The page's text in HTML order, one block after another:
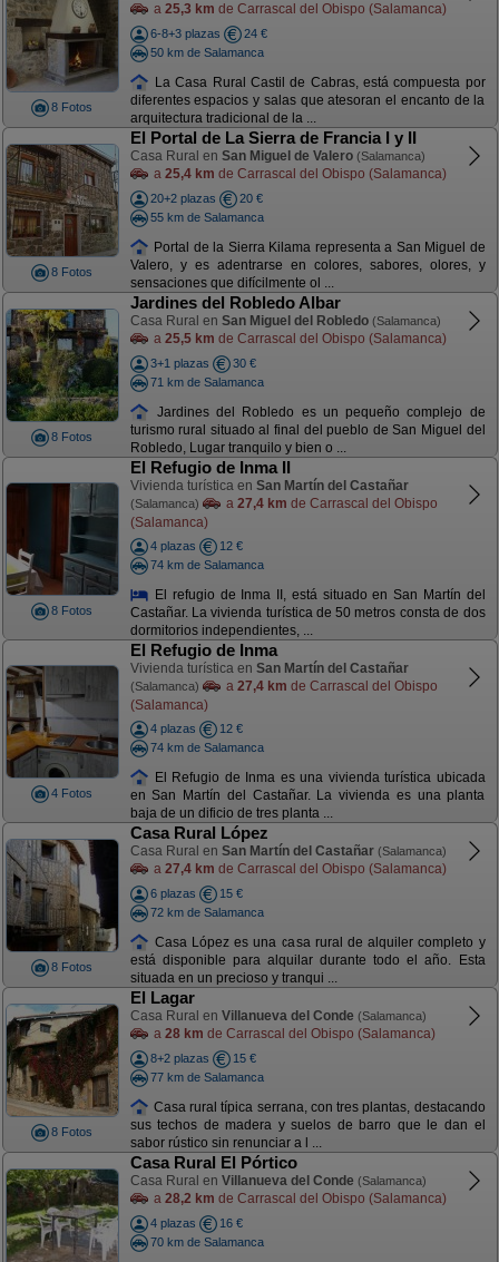
8 Fotos
a 25,3 km de Carrascal del Obispo (Salamanca)
6-8+3 plazas
24 €
50 km de Salamanca
La Casa Rural Castil de Cabras, está compuesta por
diferentes espacios y salas que atesoran el encanto de la
arquitectura tradicional de la ...
8 Fotos
El Portal de La Sierra de Francia I y II
Casa Rural en San Miguel de Valero (Salamanca)
a 25,4 km de Carrascal del Obispo (Salamanca)
20+2 plazas
20 €
55 km de Salamanca
Portal de la Sierra Kilama representa a San Miguel de
Valero, y es adentrarse en colores, sabores, olores, y
sensaciones que difícilmente ol ...
8 Fotos
Jardines del Robledo Albar
Casa Rural en San Miguel del Robledo (Salamanca)
a 25,5 km de Carrascal del Obispo (Salamanca)
3+1 plazas
30 €
71 km de Salamanca
Jardines del Robledo es un pequeño complejo de
turismo rural situado al final del pueblo de San Miguel del
Robledo, Lugar tranquilo y bien o ...
8 Fotos
El Refugio de Inma II
Vivienda turística en San Martín del Castañar
(Salamanca) a 27,4 km de Carrascal del Obispo
(Salamanca)
4 plazas
12 €
74 km de Salamanca
El refugio de Inma II, está situado en San Martín del
Castañar. La vivienda turística de 50 metros consta de dos
dormitorios independientes, ...
4 Fotos
El Refugio de Inma
Vivienda turística en San Martín del Castañar
(Salamanca) a 27,4 km de Carrascal del Obispo
(Salamanca)
4 plazas
12 €
74 km de Salamanca
El Refugio de Inma es una vivienda turística ubicada
en San Martín del Castañar. La vivienda es una planta
baja de un dificio de tres planta ...
8 Fotos
Casa Rural López
Casa Rural en San Martín del Castañar (Salamanca)
a 27,4 km de Carrascal del Obispo (Salamanca)
6 plazas
15 €
72 km de Salamanca
Casa López es una casa rural de alquiler completo y
está disponible para alquilar durante todo el año. Esta
situada en un precioso y tranqui ...
8 Fotos
El Lagar
Casa Rural en Villanueva del Conde (Salamanca)
a 28 km de Carrascal del Obispo (Salamanca)
8+2 plazas
15 €
77 km de Salamanca
Casa rural típica serrana, con tres plantas, destacando
sus techos de madera y suelos de barro que le dan el
sabor rústico sin renunciar a l ...
Casa Rural El Pórtico
Casa Rural en Villanueva del Conde (Salamanca)
a 28,2 km de Carrascal del Obispo (Salamanca)
4 plazas
16 €
70 km de Salamanca